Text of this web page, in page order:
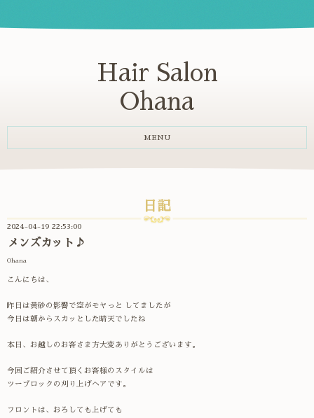
Hair Salon
Ohana
MENU
日記
2024-04-19 22:53:00
メンズカット♪
Ohana
こんにちは、
昨日は黄砂の影響で空がモヤっと してましたが
今日は朝からスカッとした晴天でしたね
本日、お越しのお客さま方大変ありがとうございます。
今回ご紹介させて頂くお客様のスタイルは
ツーブロックの刈り上げヘアです。
フロントは、おろしても上げても